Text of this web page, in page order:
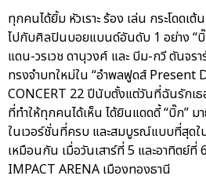
ทุกคนได้ยิ้ม หัวเราะ ร้อง เล่น กระโดดเ
ไปกับศิลปินบอยแบนด์อันดับ 1 อย่าง “
แดน-วรเวช ดานุวงศ์ และ บีม-กวี ตันจร
ทรงจำบทใหม่ใน “อำพลฟูดส์ Present
CONCERT 22 ปีนับตั้งแต่วันที่ฉันรักเธ
ที่ทำให้ทุกคนได้เห็น ได้ยินแดดดี้ “บิ๊ก” ม
ในเวอร์ชั่นที่ครบ และสมบูรณ์แบบที่สุด
เหมือนกัน เมื่อวันเสาร์ที่ 5 และอาทิตย์
IMPACT ARENA เมืองทองธานี